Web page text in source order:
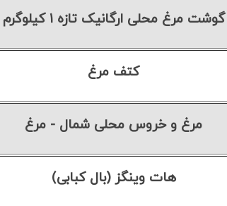
گوشت مرغ محلی ارگانیک تازه ۱ کیلوگرم
کتف مرغ
مرغ و خروس محلی شمال - مرغ
هات وینگز (بال کبابی)